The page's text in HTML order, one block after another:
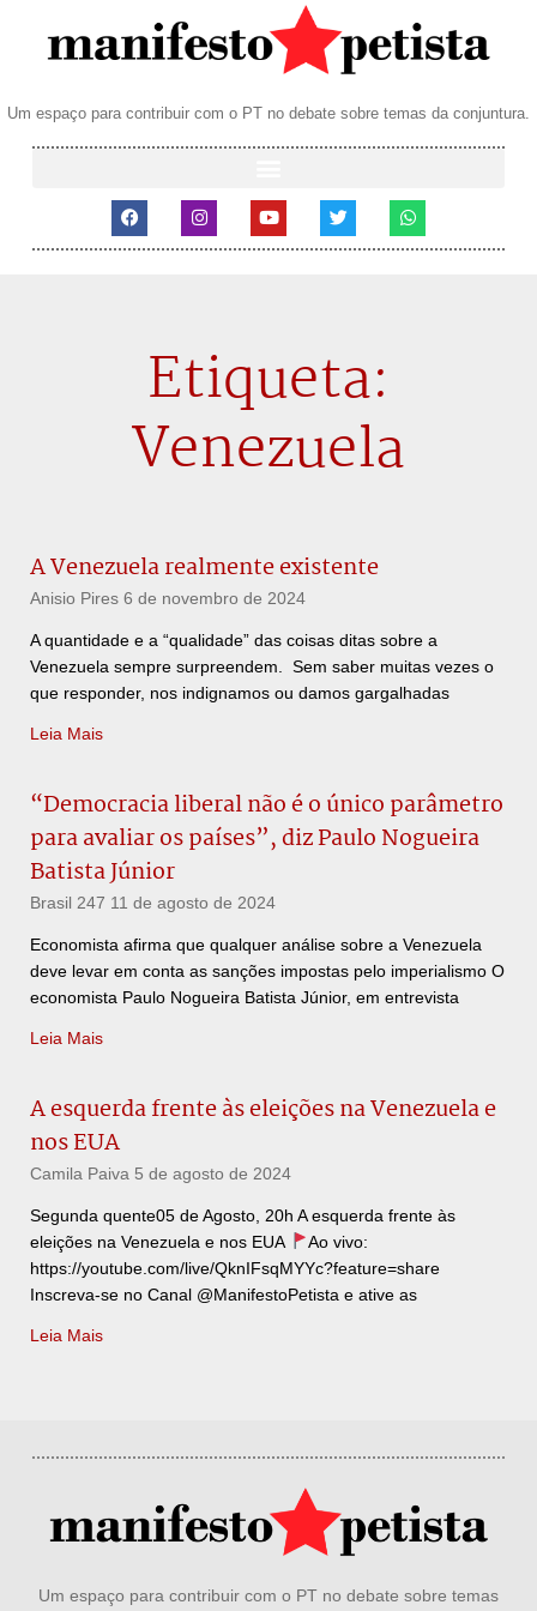
Um espaço para contribuir com o PT no debate sobre temas da conjuntura.
Etiqueta:
Venezuela
A Venezuela realmente existente
Anisio Pires 6 de novembro de 2024
A quantidade e a “qualidade” das coisas ditas sobre a
Venezuela sempre surpreendem. Sem saber muitas vezes o
que responder, nos indignamos ou damos gargalhadas
Leia Mais
“Democracia liberal não é o único parâmetro
para avaliar os países”, diz Paulo Nogueira
Batista Júnior
Brasil 247 11 de agosto de 2024
Economista afirma que qualquer análise sobre a Venezuela
deve levar em conta as sanções impostas pelo imperialismo O
economista Paulo Nogueira Batista Júnior, em entrevista
Leia Mais
A esquerda frente às eleições na Venezuela e
nos EUA
Camila Paiva 5 de agosto de 2024
Segunda quente05 de Agosto, 20h A esquerda frente às
eleições na Venezuela e nos EUA
Ao vivo:
https://youtube.com/live/QknIFsqMYYc?feature=share
Inscreva-se no Canal @ManifestoPetista e ative as
Leia Mais
Um espaço para contribuir com o PT no debate sobre temas